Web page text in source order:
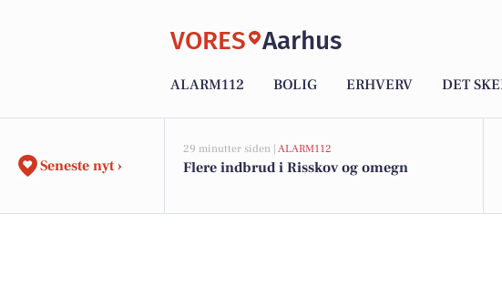
VORES Aarhus
ALARM112 BOLIG ERHVERV DET
Seneste nyt ›
29 minutter siden | ALARM112
Flere indbrud i Risskov og omegn